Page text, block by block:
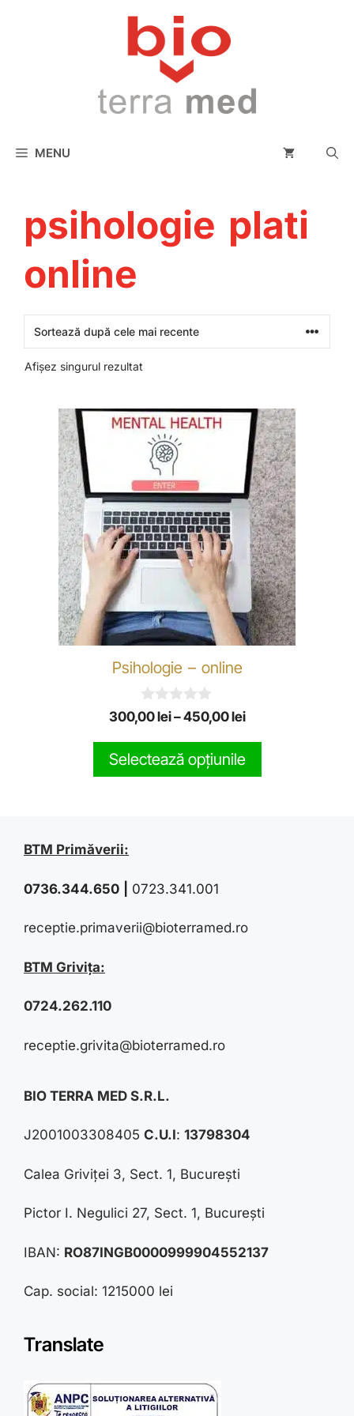
MENU
psihologie plati
online
Afișez singurul rezultat
Psihologie – online
0
o
u
t
o
f
300,00lei–450,00lei
Selectează opțiunile
BTM Primăverii:
0736.344.650 0723.341.001
receptie.primaverii@bioterramed.ro
BTM Grivița:
0724.262.110
receptie.grivita@bioterramed.ro
BIO TERRA MED S.R.L.
J2001003308405 C.U.I: 13798304
Calea Griviței 3, Sect. 1, București
Pictor I. Negulici 27, Sect. 1, București
IBAN: RO87INGB0000999904552137
Cap. social: 1215000 lei
Translate